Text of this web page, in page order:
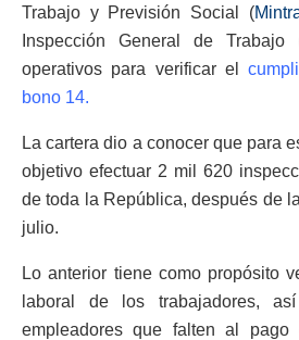
Trabajo y Previsión Social (
Inspección General de
operativos para verificar el
bono 14.
La cartera dio a conocer que para
objetivo efectuar 2 mil 620
de toda la República, después de
julio.
Lo anterior tiene como propósito
laboral de los trabajadores,
empleadores que falten al pago